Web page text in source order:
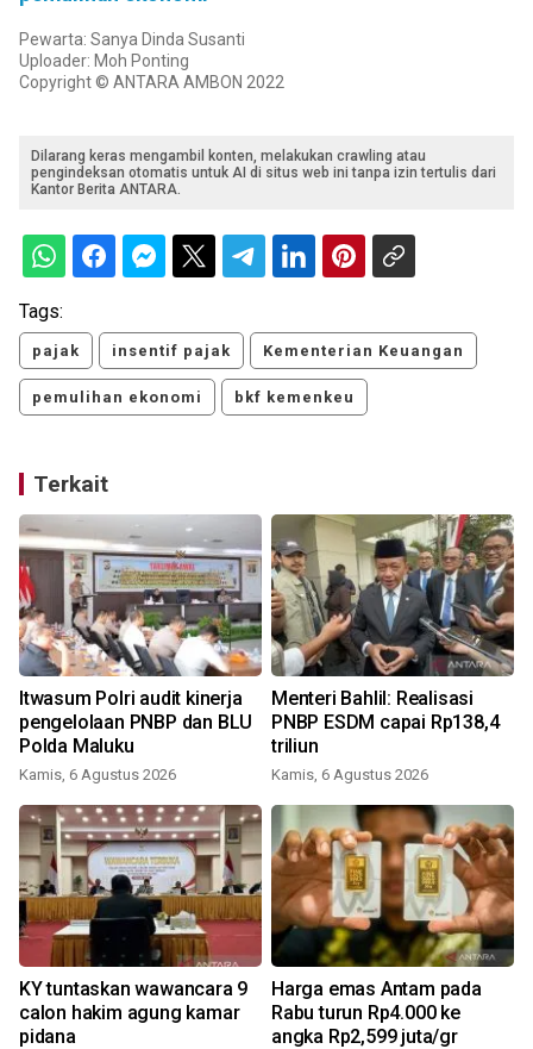
Pewarta: Sanya Dinda Susanti
Uploader: Moh Ponting
Copyright © ANTARA AMBON 2022
Dilarang keras mengambil konten, melakukan crawling atau
pengindeksan otomatis untuk AI di situs web ini tanpa izin tertulis dari
Kantor Berita ANTARA.
Tags:
pajak insentif pajak Kementerian Keuangan
pemulihan ekonomi bkf kemenkeu
Terkait
Itwasum Polri audit kinerja
pengelolaan PNBP dan BLU
Polda Maluku
Kamis, 6 Agustus 2026
Menteri Bahlil: Realisasi
PNBP ESDM capai Rp138,4
triliun
Kamis, 6 Agustus 2026
KY tuntaskan wawancara 9
calon hakim agung kamar
pidana
Harga emas Antam pada
Rabu turun Rp4.000 ke
angka Rp2,599 juta/gr